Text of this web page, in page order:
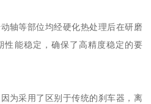
轴等部位均经硬化热处理后在研磨
性能稳定，确保了高精度稳定的要
为采用了区别于传统的刹车器，离